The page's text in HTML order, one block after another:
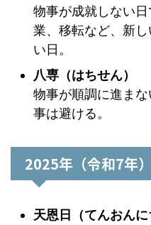
物事が成就しない
業、移転など、新
い日。
八専（はちせん）
物事が順調に進ま
事は避ける。
2025年（令和7年
天恩日（てんおんに